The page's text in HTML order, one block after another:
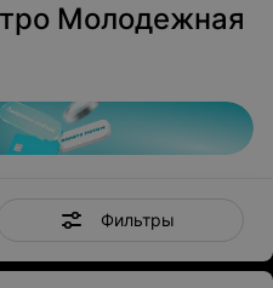
Молодежная
Фильтры